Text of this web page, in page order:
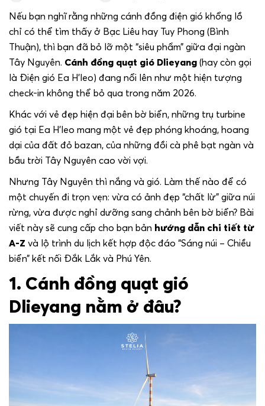
Tour Du Lịch Xứ Nẫu
Ưu đãi đặc biệt
Nếu bạn nghĩ rằng những cánh đồng điện gió khổng lồ
chỉ có thể tìm thấy ở Bạc Liêu hay Tuy Phong (Bình
Thuận), thì bạn đã bỏ lỡ một “siêu phẩm” giữa đại ngàn
Tây Nguyên. Cánh đồng quạt gió Dlieyang (hay còn gọi
là Điện gió Ea H’leo) đang nổi lên như một hiện tượng
check-in không thể bỏ qua trong năm 2026.
Khác với vẻ đẹp hiện đại bên bờ biển, những trụ turbine
gió tại Ea H’leo mang một vẻ đẹp phóng khoáng, hoang
dại của đất đỏ bazan, của những đồi cà phê bạt ngàn và
bầu trời Tây Nguyên cao vời vợi.
Nhưng Tây Nguyên thì nắng và gió. Làm thế nào để có
một chuyến đi trọn vẹn: vừa có ảnh đẹp “chất lừ” giữa núi
rừng, vừa được nghỉ dưỡng sang chảnh bên bờ biển? Bài
viết này sẽ cung cấp cho bạn bản hướng dẫn chi tiết từ
A-Z và lộ trình du lịch kết hợp độc đáo “Sáng núi – Chiều
biển” kết nối Đắk Lắk và Phú Yên.
1. Cánh đồng quạt gió
Dlieyang nằm ở đâu?